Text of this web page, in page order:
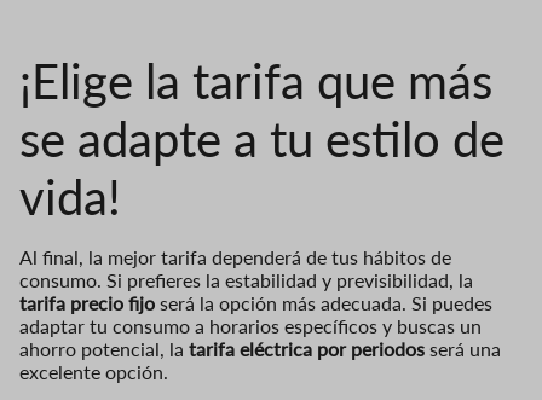
¡Elige la tarifa que más
se adapte a tu estilo de
vida!
Al final, la mejor tarifa dependerá de tus hábitos de
consumo. Si prefieres la estabilidad y previsibilidad, la
tarifa precio fijo será la opción más adecuada. Si puedes
adaptar tu consumo a horarios específicos y buscas un
ahorro potencial, la tarifa eléctrica por periodos será una
excelente opción.